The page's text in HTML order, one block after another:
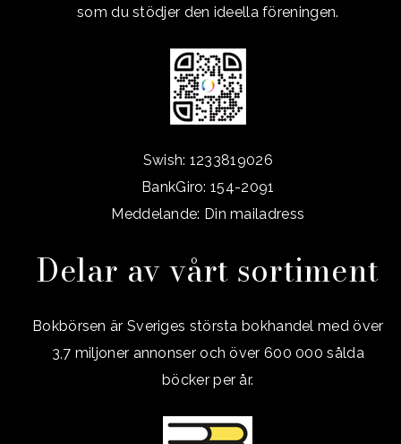
som du stödjer den ideella föreningen.
Swish: 1233819026
BankGiro: 154-2091
Meddelande: Din mailadress
Delar av vårt sortiment
Bokbörsen är Sveriges största bokhandel med över
3,7 miljoner annonser och över 600 000 sålda
böcker per år.